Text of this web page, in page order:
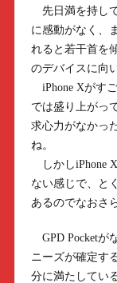
先日満を持し
に感動がなく、
れると若干首を
のデバイスに向
iPhone Xがす
では盛り上がっ
求心力がなかっ
ね。
しかしiPhone
ない感じで、と
あるのでなおさ
GPD Pocketが
ニーズが確定す
分に満たしてい